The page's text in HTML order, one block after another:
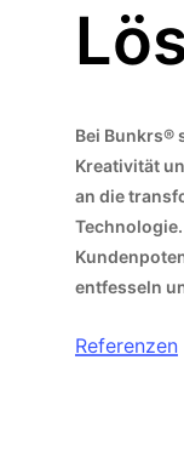
Bei Bunkrs®
Kreativität
an die
entfesseln
Referenzen